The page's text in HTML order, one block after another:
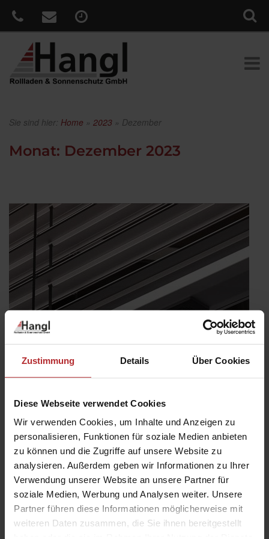
Zustimmung Details Über Cookies
Diese Webseite verwendet Cookies
Wir verwenden Cookies, um Inhalte und Anzeigen zu
personalisieren, Funktionen für soziale Medien anbieten
zu können und die Zugriffe auf unsere Website zu
analysieren. Außerdem geben wir Informationen zu Ihrer
Verwendung unserer Website an unsere Partner für
soziale Medien, Werbung und Analysen weiter. Unsere
Partner führen diese Informationen möglicherweise mit
weiteren Daten zusammen, die Sie ihnen bereitgestellt
Sie sind hier: Home » 2023 » Dezember
Monat: Dezember 2023
SenSigna: Das Plus an Sicherheit für Ihr
Zuhause
Veröffentlicht
am
20. Dezember 2023
Sich Zuhause sicher und wohl zu fühlen ist eine der wichtigsten
Anforderung an die eigenen vier Wände. Das Frühwarnsystem
SenSigna sorgt dafür, dass es im Ernstfall lediglich bei einem